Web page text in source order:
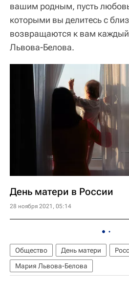
вашим родным, пусть
которыми вы делитесь с
возвращаются к вам
Львова-Белова.
День матери в России
28 ноября 2021, 05:14
Общество День матери
Мария Львова-Белова